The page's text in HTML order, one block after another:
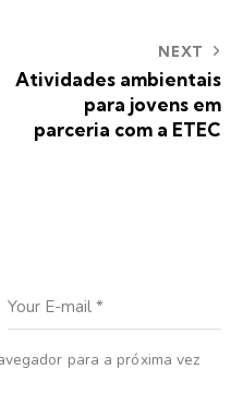
NEXT
Atividades ambientais
para jovens em
parceria com a ETEC
para a próxima vez